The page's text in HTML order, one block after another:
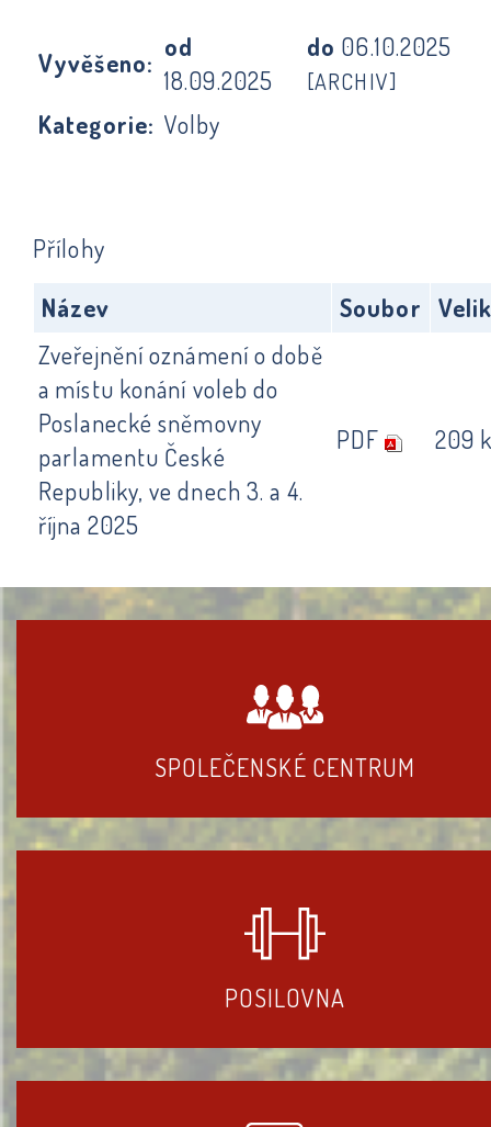
Vyvěšeno:
od
18.09.2025
do 06.10.2025
[ARCHIV]
Kategorie: Volby
Přílohy
Název
Soubor
Zveřejnění oznámení o době
a místu konání voleb do
Poslanecké sněmovny
parlamentu České
Republiky, ve dnech 3. a 4.
října 2025
PDF 209
SPOLEČENSKÉ CENTRUM
POSILOVNA